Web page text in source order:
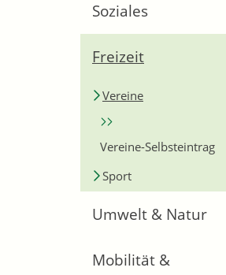
Soziales
Freizeit
Vereine
Vereine-Selbsteintrag
Sport
Umwelt & Natur
Mobilität &